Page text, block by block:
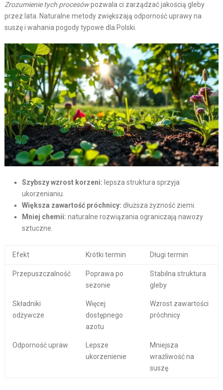
Zrozumienie tych procesówpozwala ci zarządzać jakością gleby
przez lata. Naturalne metody zwiększają odporność uprawy na
suszę i wahania pogody typowe dla Polski.
Szybszy wzrost korzeni: lepsza struktura sprzyja
ukorzenianiu.
Większa zawartość próchnicy: dłuższa żyzność ziemi.
Mniej chemii: naturalne rozwiązania ograniczają nawozy
sztuczne.
Efekt Krótki termin Długi termin
Przepuszczalność
Poprawa po
sezonie
Stabilna struktura
gleby
Składniki
odżywcze
Więcej
dostępnego
azotu
Wzrost zawartości
próchnicy
Odporność upraw
Lepsze
ukorzenienie
Mniejsza
wrażliwość na
suszę